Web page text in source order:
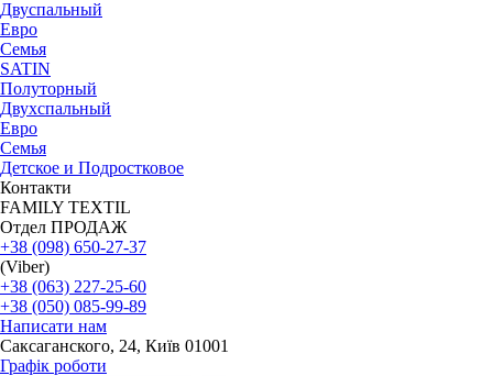
Двуспальный
Евро
Семья
SATIN
Полуторный
Двухспальный
Евро
Семья
Детское и Подростковое
Контакти
FAMILY TEXTIL
Отдел ПРОДАЖ
+38 (098) 650-27-37
(Viber)
+38 (063) 227-25-60
+38 (050) 085-99-89
Написати нам
Саксаганского, 24, Київ 01001
Графік роботи